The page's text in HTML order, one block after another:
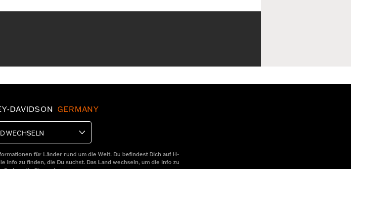
DAVIDSON GERMANY
WECHSELN
für Länder rund um die Welt. Du befindest Dich auf H-
Info zu finden, die Du suchst. Das Land wechseln, um die Info zu
finden, die Sie suchen.